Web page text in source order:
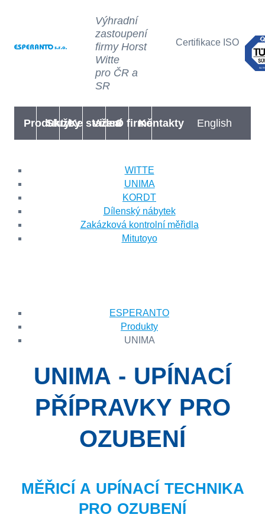
Výhradní
zastoupení
firmy Horst
Witte
pro ČR a
SR
Certifikace ISO
Produkty
SlužbyKe stažení
VideaO firměKontakty English
WITTE
UNIMA
KORDT
Dílenský nábytek
Zakázková kontrolní měřidla
Mitutoyo
ESPERANTO
Produkty
UNIMA
UNIMA - UPÍNACÍ
PŘÍPRAVKY PRO
OZUBENÍ
MĚŘICÍ A UPÍNACÍ TECHNIKA
PRO OZUBENÍ